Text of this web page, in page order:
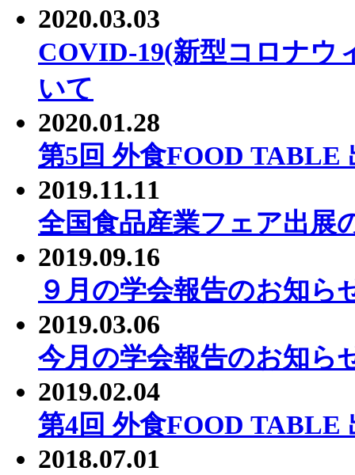
2020.03.03
COVID-19(新型コロナウ
いて
2020.01.28
第5回 外食FOOD TABLE
2019.11.11
全国食品産業フェア出展
2019.09.16
９月の学会報告のお知ら
2019.03.06
今月の学会報告のお知ら
2019.02.04
第4回 外食FOOD TABLE
2018.07.01